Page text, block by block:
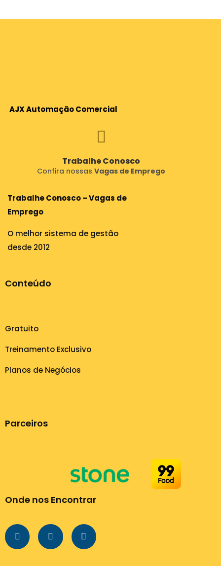
AJX Automação Comercial
Trabalhe Conosco
Confira nossasVagas de Emprego
Trabalhe Conosco – Vagas de
Emprego
O melhor sistema de gestão
desde 2012
Conteúdo
Gratuito
Treinamento Exclusivo
Planos de Negócios
Parceiros
Onde nos Encontrar